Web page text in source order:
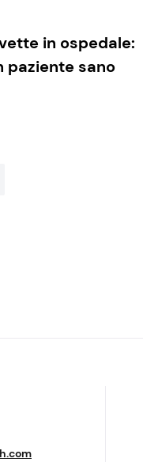
in ospedale:
paziente sano